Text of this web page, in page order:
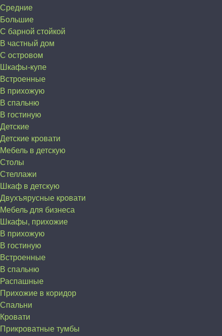
Средние
Большие
С барной стойкой
В частный дом
C островом
Шкафы-купе
Встроенные
В прихожую
В спальню
В гостиную
Детские
Детские кровати
Мебель в детскую
Столы
Стеллажи
Шкаф в детскую
Двухъярусные кровати
Мебель для бизнеса
Шкафы, прихожие
В прихожую
В гостиную
Встроенные
В спальню
Распашные
Прихожие в коридор
Спальни
Кровати
Прикроватные тумбы